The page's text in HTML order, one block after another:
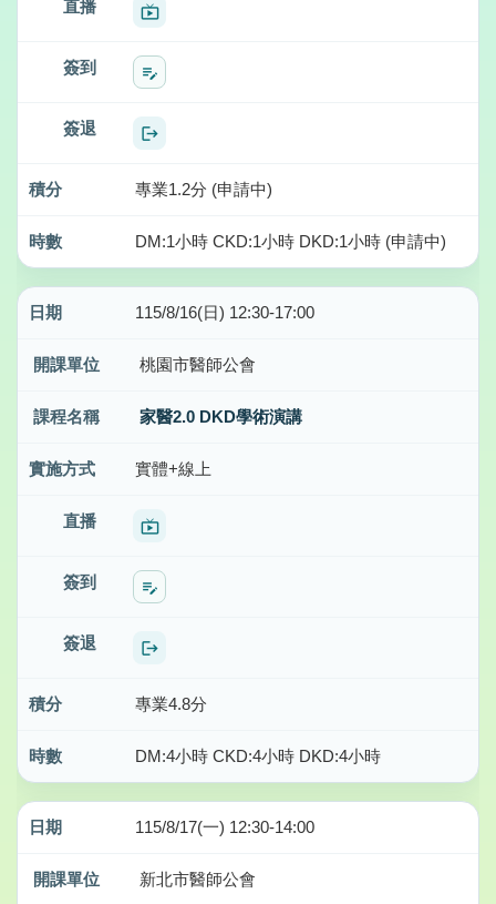
live_tv
edit_note
logout
專業1.2分 (申請中)
DM:1小時 CKD:1小時 DKD:1小時 (申請中)
115/8/16(日) 12:30-17:00
桃園市醫師公會
家醫2.0 DKD學術演講
實體+線上
live_tv
edit_note
logout
專業4.8分
DM:4小時 CKD:4小時 DKD:4小時
115/8/17(一) 12:30-14:00
新北市醫師公會